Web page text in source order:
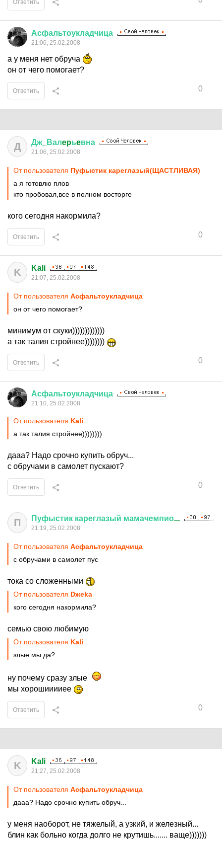
Ответить
Асфальтоукладчица
21:06, 25.02.2008
а у меня нет обруча
он от чего помогает?
0
Ответить
Д Дж_ Валepьeвна
21:06, 25.02.2008
От пользователя Пуфыстик кареглазый(ЩАСТЛИВАЯ)
а я готовлю плов
кто пробовал,все в полном восторге
кого сегодня накормила?
0
Ответить
K Kali
21:07, 25.02.2008
От пользователя Асфальтоукладчица
он от чего помогает?
минимум от скуки)))))))))))))
а так талия стройнее))))))))
0
Ответить
Асфальтоукладчица
21:10, 25.02.2008
От пользователя Kali
а так талия стройнее))))))))
дааа? Надо срочно купить обруч...
с обручами в самолет пускают?
0
Ответить
П Пуфыстик кареглазый мамачемпио...
21:19, 25.02.2008
От пользователя Асфальтоукладчица
с обручами в самолет пус
тока со сложенными
От пользователя Dжеkа
кого сегодня накормила?
семью свою любимую
От пользователя Kali
злые мы да?
ну почему сразу злые
мы хорошииииее
0
Ответить
K Kali
21:27, 25.02.2008
От пользователя Асфальтоукладчица
дааа? Надо срочно купить обруч...
у меня наоборот, не тяжелый, а узкий, и железный...
блин как больно когда долго не крутишь....... ваще)))))))